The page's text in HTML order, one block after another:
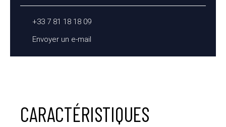
+33 7 81 18 18 09
Envoyer un e-mail
CARACTÉRISTIQUES